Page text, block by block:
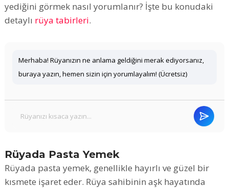
yediğini görmek nasıl yorumlanır? İşte bu konudaki
detaylı rüya tabirleri.
Merhaba! Rüyanızın ne anlama geldiğini merak ediyorsanız,
buraya yazın, hemen sizin için yorumlayalım! (Ücretsiz)
Rüyada Pasta Yemek
Rüyada pasta yemek, genellikle hayırlı ve güzel bir
kısmete işaret eder. Rüya sahibinin aşk hayatında